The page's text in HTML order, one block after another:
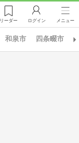
リーダー ログイン メニュー
和泉市 四条畷市